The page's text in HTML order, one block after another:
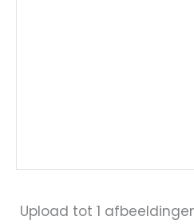
Upload tot 1